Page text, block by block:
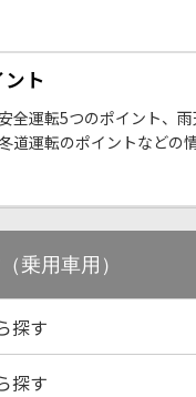
ト
全運転5つのポイント、
道運転のポイントなどの
乗用車用）
探す
探す